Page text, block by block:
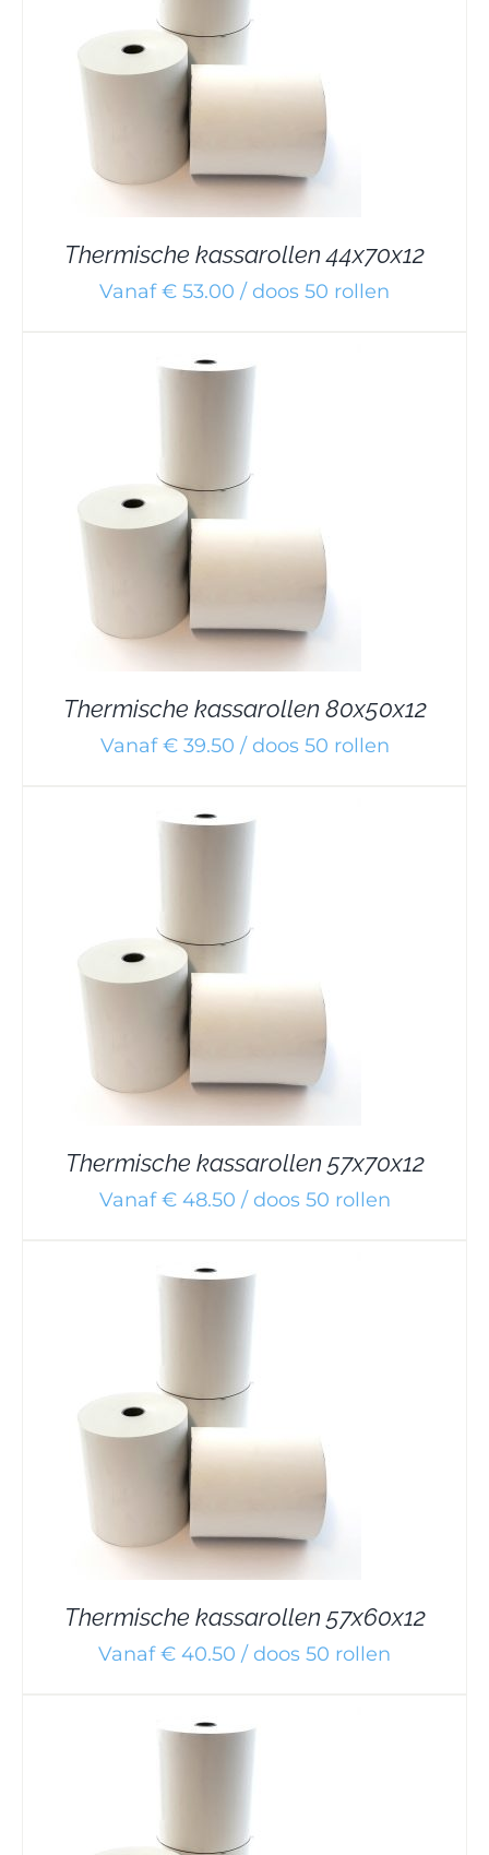
Thermische kassarollen 44x70x12
Vanaf € 53.00 / doos 50 rollen
Thermische kassarollen 80x50x12
Vanaf € 39.50 / doos 50 rollen
Thermische kassarollen 57x70x12
Vanaf € 48.50 / doos 50 rollen
Thermische kassarollen 57x60x12
Vanaf € 40.50 / doos 50 rollen